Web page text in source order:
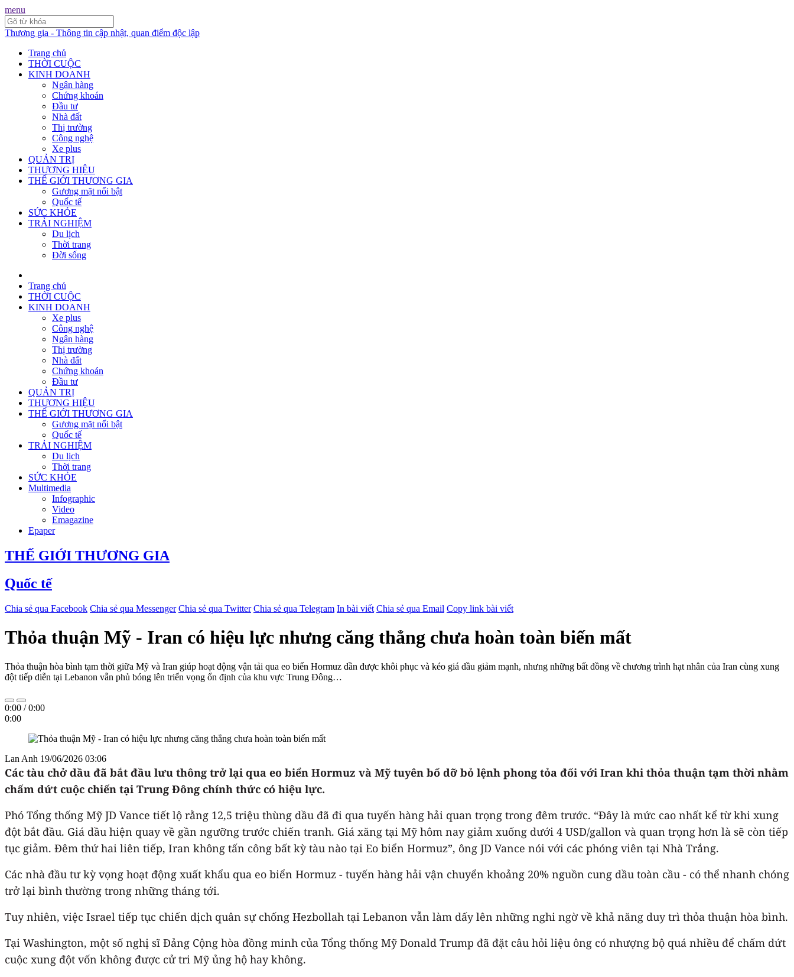
menu
Thương gia - Thông tin cập nhật, quan điểm độc lập
Trang chủ
THỜI CUỘC
KINH DOANH
Ngân hàng
Chứng khoán
Đầu tư
Nhà đất
Thị trường
Công nghệ
Xe plus
QUẢN TRỊ
THƯƠNG HIỆU
THẾ GIỚI THƯƠNG GIA
Gương mặt nổi bật
Quốc tế
SỨC KHỎE
TRẢI NGHIỆM
Du lịch
Thời trang
Đời sống
Trang chủ
THỜI CUỘC
KINH DOANH
Xe plus
Công nghệ
Ngân hàng
Thị trường
Nhà đất
Chứng khoán
Đầu tư
QUẢN TRỊ
THƯƠNG HIỆU
THẾ GIỚI THƯƠNG GIA
Gương mặt nổi bật
Quốc tế
TRẢI NGHIỆM
Du lịch
Thời trang
SỨC KHỎE
Multimedia
Infographic
Video
Emagazine
Epaper
THẾ GIỚI THƯƠNG GIA
Quốc tế
Chia sẻ qua Facebook Chia sẻ qua Messenger Chia sẻ qua Twitter Chia sẻ qua Telegram In bài viết Chia sẻ qua Email Copy link bài viết
Thỏa thuận Mỹ - Iran có hiệu lực nhưng căng thẳng chưa hoàn toàn biến mất
Thỏa thuận hòa bình tạm thời giữa Mỹ và Iran giúp hoạt động vận tải qua eo biển Hormuz dần được khôi phục và kéo giá dầu giảm mạnh, nhưng những bất đồng về chương trình hạt nhân của Iran cùng xung
đột tiếp diễn tại Lebanon vẫn phủ bóng lên triển vọng ổn định của khu vực Trung Đông…
0:00 /0:00
0:00
Lan Anh 19/06/2026 03:06
Các tàu chở dầu đã bắt đầu lưu thông trở lại qua eo biển Hormuz và Mỹ tuyên bố dỡ bỏ lệnh phong tỏa đối với Iran khi thỏa thuận tạm thời nhằm
chấm dứt cuộc chiến tại Trung Đông chính thức có hiệu lực.
Phó Tổng thống Mỹ JD Vance tiết lộ rằng 12,5 triệu thùng dầu đã đi qua tuyến hàng hải quan trọng trong đêm trước. “Đây là mức cao nhất kể từ khi xung
đột bắt đầu. Giá dầu hiện quay về gần ngưỡng trước chiến tranh. Giá xăng tại Mỹ hôm nay giảm xuống dưới 4 USD/gallon và quan trọng hơn là sẽ còn tiếp
tục giảm. Đêm thứ hai liên tiếp, Iran không tấn công bất kỳ tàu nào tại Eo biển Hormuz”, ông JD Vance nói với các phóng viên tại Nhà Trắng.
Các nhà đầu tư kỳ vọng hoạt động xuất khẩu qua eo biển Hormuz - tuyến hàng hải vận chuyển khoảng 20% nguồn cung dầu toàn cầu - có thể nhanh chóng
trở lại bình thường trong những tháng tới.
Tuy nhiên, việc Israel tiếp tục chiến dịch quân sự chống Hezbollah tại Lebanon vẫn làm dấy lên những nghi ngờ về khả năng duy trì thỏa thuận hòa bình.
Tại Washington, một số nghị sĩ Đảng Cộng hòa đồng minh của Tổng thống Mỹ Donald Trump đã đặt câu hỏi liệu ông có nhượng bộ quá nhiều để chấm dứt
cuộc xung đột vốn không được cử tri Mỹ ủng hộ hay không.